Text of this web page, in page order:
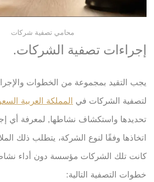
محامي تصفية شركات
إجراءات تصفية الشركات.
يجب التقيد بمجموعة من الخطوات
لتصفية الشركات في
المملكة العربية
تحديدها واستكشاف نشاطها, لمعرفة أي
اتخاذها وفقًا لنوع الشركة، يتطلب ذلك
كانت تلك الشركات مؤسسة دون أداء
خطوات التصفية التالية: